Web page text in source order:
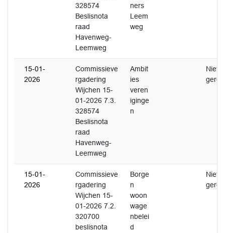
328574
Beslisnota
raad
Havenweg-
Leemweg
ners
Leem
weg
15-01-
2026
Commissieve
rgadering
Wijchen 15-
01-2026 7.3.
328574
Beslisnota
raad
Havenweg-
Leemweg
Ambit
ies
veren
iginge
n
Niet
15-01-
2026
Commissieve
rgadering
Wijchen 15-
01-2026 7.2.
320700
beslisnota
Borge
n
woon
wage
nbelei
d
Niet